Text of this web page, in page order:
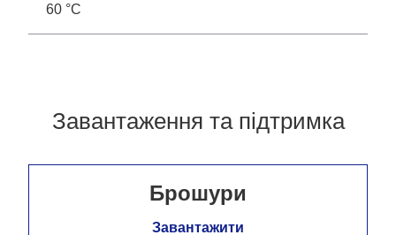
60 °C
Завантаження та підтримка
Брошури
Завантажити